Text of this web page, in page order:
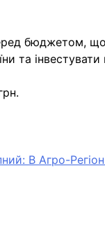
бюджетом,
та
В Агро-